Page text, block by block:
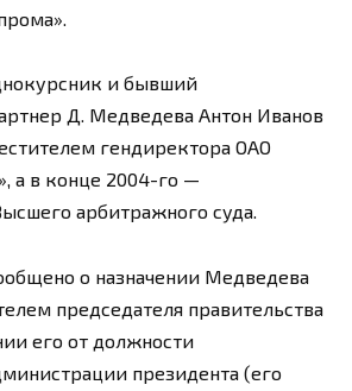
и бывший
Д. Медведева Антон Иванов
гендиректора ОАО
а в конце 2004-го —
арбитражного суда.
о назначении Медведева
председателя правительства
его от должности
президента (его